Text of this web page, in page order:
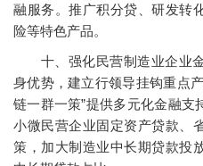
融服务。推广积分贷、研发转
险等特色产品。
十、强化民营制造业企业
身优势，建立行领导挂钩重点
链一群一策”提供多元化金融支
小微民营企业固定资产贷款、
策，加大制造业中长期贷款投